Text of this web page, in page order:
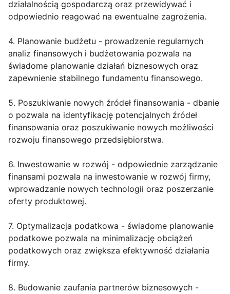
działalnością gospodarczą oraz przewidywać i
odpowiednio reagować na ewentualne zagrożenia.
4. Planowanie budżetu - prowadzenie regularnych
analiz finansowych i budżetowania pozwala na
świadome planowanie działań biznesowych oraz
zapewnienie stabilnego fundamentu finansowego.
5. Poszukiwanie nowych źródeł finansowania - dbanie
o pozwala na identyfikację potencjalnych źródeł
finansowania oraz poszukiwanie nowych możliwości
rozwoju finansowego przedsiębiorstwa.
6. Inwestowanie w rozwój - odpowiednie zarządzanie
finansami pozwala na inwestowanie w rozwój firmy,
wprowadzanie nowych technologii oraz poszerzanie
oferty produktowej.
7. Optymalizacja podatkowa - świadome planowanie
podatkowe pozwala na minimalizację obciążeń
podatkowych oraz zwiększa efektywność działania
firmy.
8. Budowanie zaufania partnerów biznesowych -